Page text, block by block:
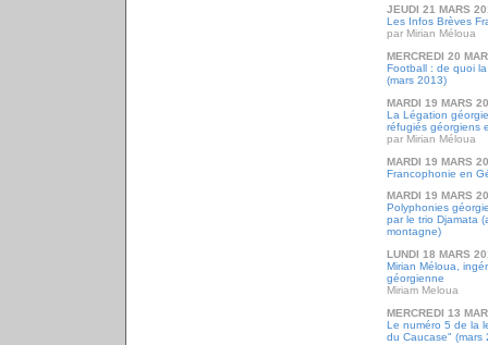
JEUDI 21 MARS
Les Infos Brèves
par Mirian Méloua
MERCREDI 20
Football : de quoi
(mars 2013)
MARDI 19 MARS
La Légation
réfugiés géorgiens
par Mirian Méloua
MARDI 19 MARS
Francophonie en
MARDI 19 MARS
Polyphonies
par le trio Djamata
montagne)
LUNDI 18 MARS
Mirian Méloua,
géorgienne
Miriam Meloua
MERCREDI 13
Le numéro 5 de la
du Caucase" (mars